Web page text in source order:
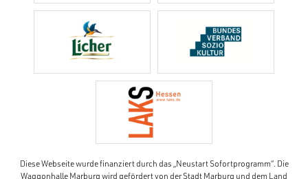
Diese Webseite wurde finanziert durch das „Neustart Sofortprogramm“. Die
Waggonhalle Marburg wird gefördert von der Stadt Marburg und dem Land